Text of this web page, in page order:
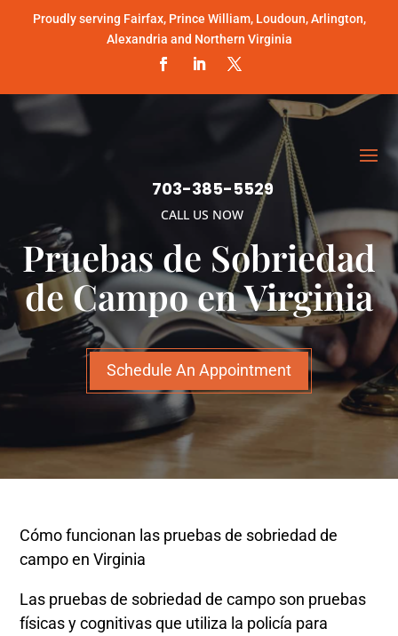
Proudly serving Fairfax, Prince William, Loudoun, Arlington,
Alexandria and Northern Virginia
703-385-5529
CALL US NOW
Pruebas de Sobriedad
de Campo en Virginia
Schedule An Appointment
Cómo funcionan las pruebas de sobriedad de
campo en Virginia
Las pruebas de sobriedad de campo son pruebas
físicas y cognitivas que utiliza la policía para